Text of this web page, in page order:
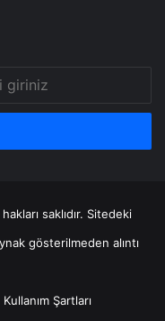
saklıdır. Sitedeki
gösterilmeden alıntı
Kullanım Şartları